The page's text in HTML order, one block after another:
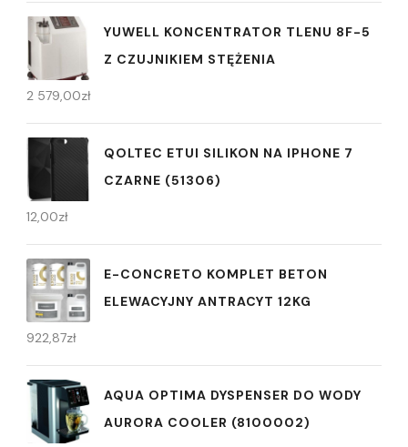
YUWELL KONCENTRATOR TLENU 8F-5
Z CZUJNIKIEM STĘŻENIA
2 579,00zł
QOLTEC ETUI SILIKON NA IPHONE 7
CZARNE (51306)
12,00zł
E-CONCRETO KOMPLET BETON
ELEWACYJNY ANTRACYT 12KG
922,87zł
AQUA OPTIMA DYSPENSER DO WODY
AURORA COOLER (8100002)